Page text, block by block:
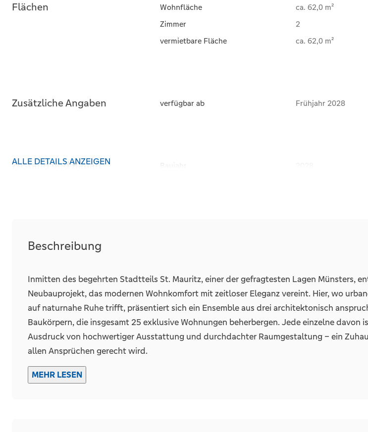
Flächen Wohnfläche
ca. 62,0 m²
Zimmer
2
vermietbare Fläche
ca. 62,0 m²
Zusätzliche Angaben verfügbar ab Frühjahr 2028
Zustand und Bauart
Räume, Flure und Etagen Schlafzimmer
1
Badezimmer
1
Terrassen
1
Details
ALLE DETAILS ANZEIGEN
Beschreibung
Inmitten des begehrten Stadtteils St. Mauritz, einer der gefragtesten Lagen Münsters,
Neubauprojekt, das modernen Wohnkomfort mit zeitloser Eleganz vereint. Hier, wo
auf naturnahe Ruhe trifft, präsentiert sich ein Ensemble aus drei architektonisch
Baukörpern, die insgesamt 25 exklusive Wohnungen beherbergen. Jede einzelne davon
Ausdruck von hochwertiger Ausstattung und durchdachter Raumgestaltung – ein
allen Ansprüchen gerecht wird.
Die Wohnungsgrößen variieren zwischen 54 und 89 Quadratmetern und bieten mit zwei
MEHR LESEN